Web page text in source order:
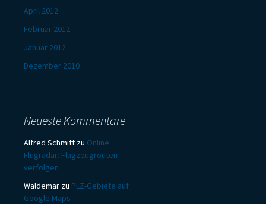
April 2012
Februar 2012
Januar 2012
Dezember 2010
Neueste Kommentare
Alfred Schmitt zu Online
Flugradar: Flugzeugrouten
verfolgen
Waldemar zu PLZ-Gebiete auf
Google Maps